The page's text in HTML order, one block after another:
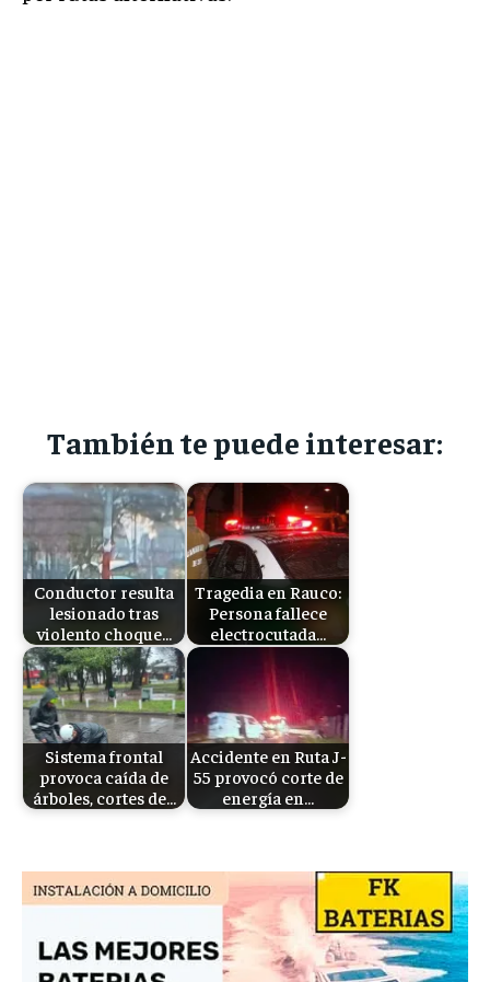
También te puede interesar:
Conductor resulta
lesionado tras
violento choque…
Tragedia en Rauco:
Persona fallece
electrocutada…
Sistema frontal
provoca caída de
árboles, cortes de…
Accidente en Ruta J-
55 provocó corte de
energía en…